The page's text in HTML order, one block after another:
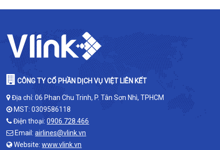
CÔNG TY CỔ PHẦN DỊCH VỤ VIỆT LIÊN KẾT
Địa chỉ: 06 Phan Chu Trinh, P. Tân Sơn Nhì, TPHCM
MST: 0309586118
Điện thoại:0906.728.466
Email:airlines@vlink.vn
Website:www.vlink.vn